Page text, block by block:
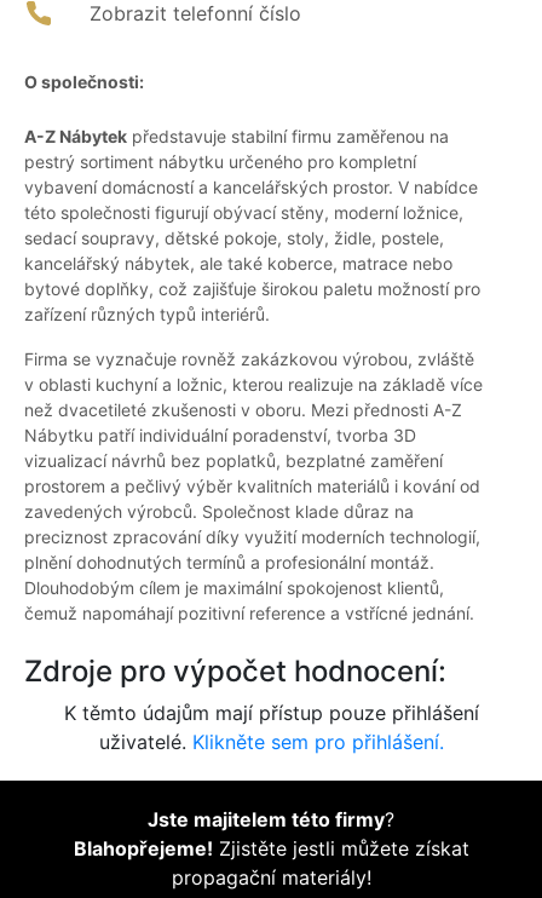
Zobrazit telefonní číslo
O společnosti:
A-Z Nábytek představuje stabilní firmu zaměřenou na
pestrý sortiment nábytku určeného pro kompletní
vybavení domácností a kancelářských prostor. V nabídce
této společnosti figurují obývací stěny, moderní ložnice,
sedací soupravy, dětské pokoje, stoly, židle, postele,
kancelářský nábytek, ale také koberce, matrace nebo
bytové doplňky, což zajišťuje širokou paletu možností pro
zařízení různých typů interiérů.
Firma se vyznačuje rovněž zakázkovou výrobou, zvláště
v oblasti kuchyní a ložnic, kterou realizuje na základě více
než dvacetileté zkušenosti v oboru. Mezi přednosti A-Z
Nábytku patří individuální poradenství, tvorba 3D
vizualizací návrhů bez poplatků, bezplatné zaměření
prostorem a pečlivý výběr kvalitních materiálů i kování od
zavedených výrobců. Společnost klade důraz na
preciznost zpracování díky využití moderních technologií,
plnění dohodnutých termínů a profesionální montáž.
Dlouhodobým cílem je maximální spokojenost klientů,
čemuž napomáhají pozitivní reference a vstřícné jednání.
Zdroje pro výpočet hodnocení:
K těmto údajům mají přístup pouze přihlášení
uživatelé. Klikněte sem pro přihlášení.
Jste majitelem této firmy?
Blahopřejeme! Zjistěte jestli můžete získat
propagační materiály!